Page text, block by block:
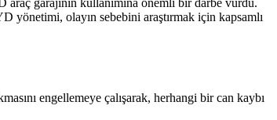
garajının kullanımına önemli bir darbe vurdu.
yönetimi, olayın sebebini araştırmak için kapsamlı
engellemeye çalışarak, herhangi bir can kaybı